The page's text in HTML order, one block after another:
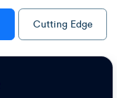
Cutting Edge